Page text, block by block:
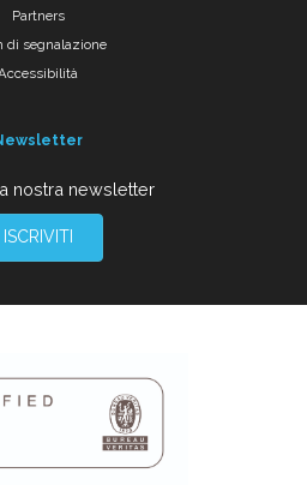
Partners
di segnalazione
nostra newsletter
ISCRIVITI